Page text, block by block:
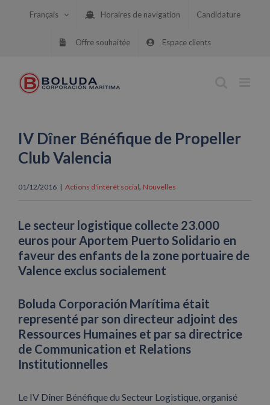
Français Horaires de navigation Candidature
Offre souhaitée Espace clients
IV Dîner Bénéfique de Propeller
Club Valencia
01/12/2016 | Actions d'intérêt social, Nouvelles
Le secteur logistique collecte 23.000
euros pour Aportem Puerto Solidario en
faveur des enfants de la zone portuaire de
Valence exclus socialement
Boluda Corporación Marítima était
representé par son directeur adjoint des
Ressources Humaines et par sa directrice
de Communication et Relations
Institutionnelles
Le IV Dîner Bénéfique du Secteur Logistique, organisé